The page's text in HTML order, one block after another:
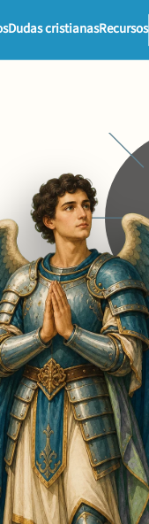
Dudas cristianasRecursos